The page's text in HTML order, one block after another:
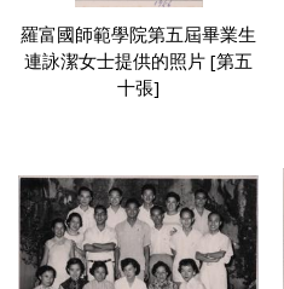
羅富國師範學院第五屆畢業生
連詠潔女士提供的照片 [第五
十張]